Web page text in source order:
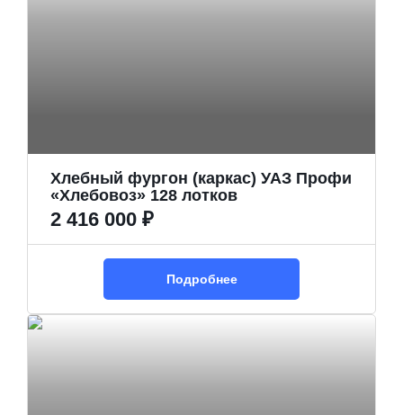
Хлебный фургон (каркас) УАЗ Профи
«Хлебовоз» 128 лотков
2 416 000 ₽
Подробнее